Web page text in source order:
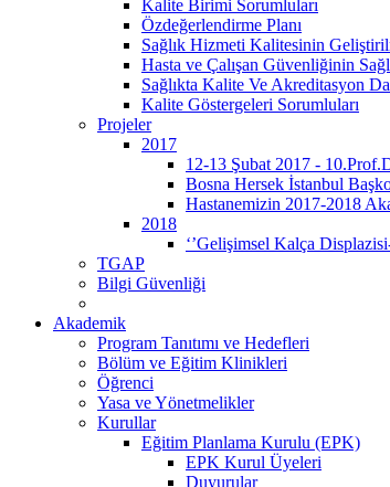
Kalite Birimi Sorumluları
Özdeğerlendirme Planı
Sağlık Hizmeti Kalitesinin
Hasta ve Çalışan Güvenliğinin
Sağlıkta Kalite Ve Akreditasyon
Kalite Göstergeleri Sorumluları
Projeler
2017
12-13 Şubat 2017 -
Bosna Hersek İstanbul
Hastanemizin 2017-2018
2018
‘’Gelişimsel Kalça
TGAP
Bilgi Güvenliği
Akademik
Program Tanıtımı ve Hedefleri
Bölüm ve Eğitim Klinikleri
Öğrenci
Yasa ve Yönetmelikler
Kurullar
Eğitim Planlama Kurulu (EPK)
EPK Kurul Üyeleri
Duyurular